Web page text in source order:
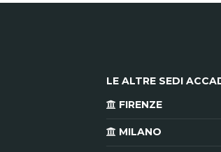
LE ALTRE SEDI
FIRENZE
MILANO